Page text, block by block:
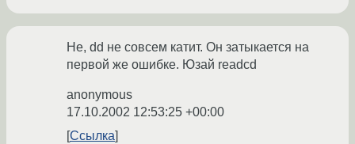
Не, dd не совсем катит. Он затыкается на
первой же ошибке. Юзай readcd
anonymous
17.10.2002 12:53:25 +00:00
Ссылка